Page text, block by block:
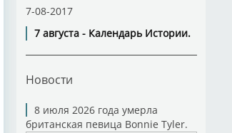
7-08-2017
7 августа - Календарь Истории.
Новости
8 июля 2026 года умерла
британская певица Bonnie Tyler.